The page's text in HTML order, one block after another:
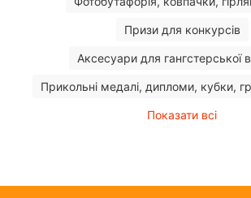
Призи для конкурсів
Аксесуари для гангстерської
Прикольні медалі, дипломи, кубки,
Показати всі